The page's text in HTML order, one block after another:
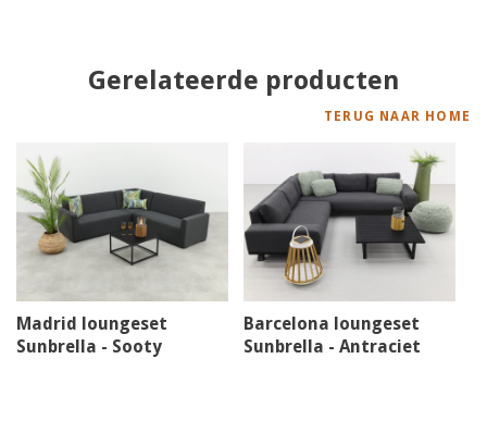
Gerelateerde producten
TERUG NAAR HOME
Madrid loungeset
Sunbrella - Sooty
Barcelona loungeset
Sunbrella - Antraciet